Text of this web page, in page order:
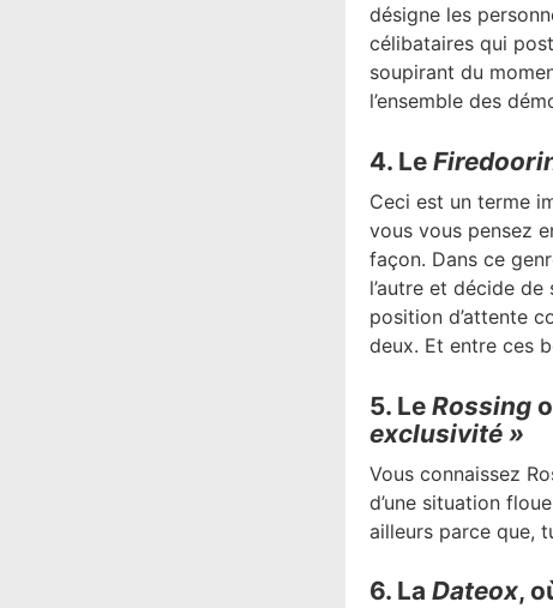
désigne les
célibataires qui
soupirant du
l’ensemble des
4. Le
Ceci est un terme
vous vous pensez
façon. Dans ce
l’autre et décide
position d’attente
deux. Et entre ces
5. Le Rossing
exclusivité »
Vous connaissez
d’une situation
ailleurs parce que,
6. La Dateox,